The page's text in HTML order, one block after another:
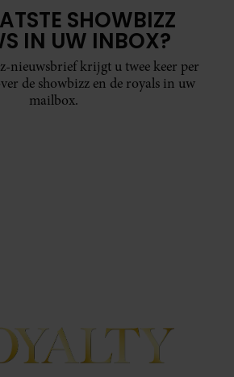
SHOWBIZZ
IN UW INBOX?
nieuwsbrief krijgt u twee keer per
de showbizz en de royals in uw
mailbox.